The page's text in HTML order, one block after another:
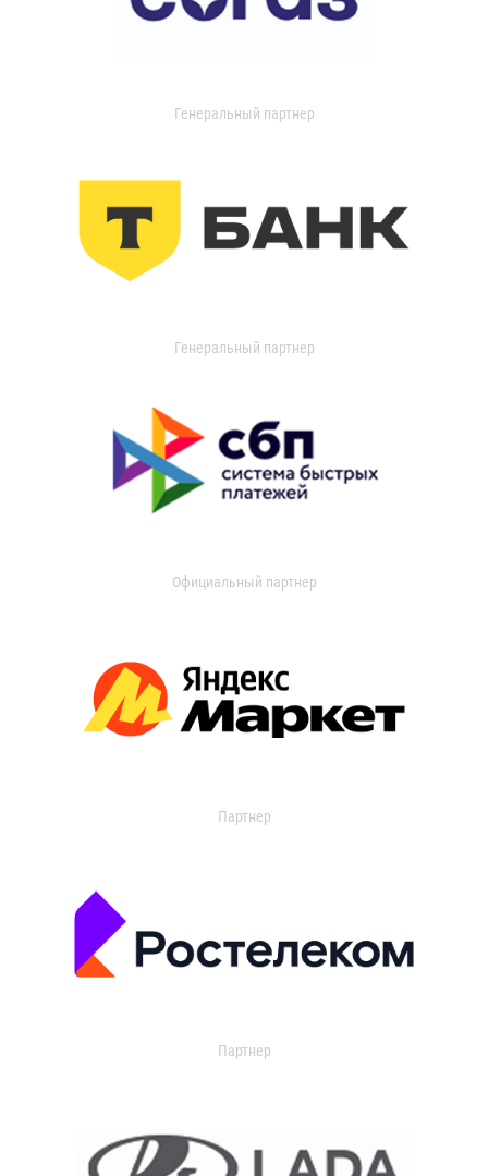
Генеральный партнер
Генеральный партнер
Официальный партнер
Партнер
Партнер